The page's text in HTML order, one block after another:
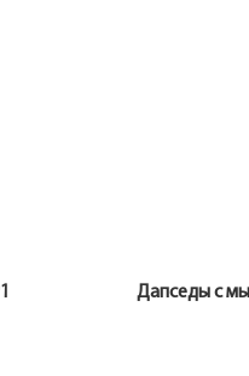
NP-P1 Дапседы с